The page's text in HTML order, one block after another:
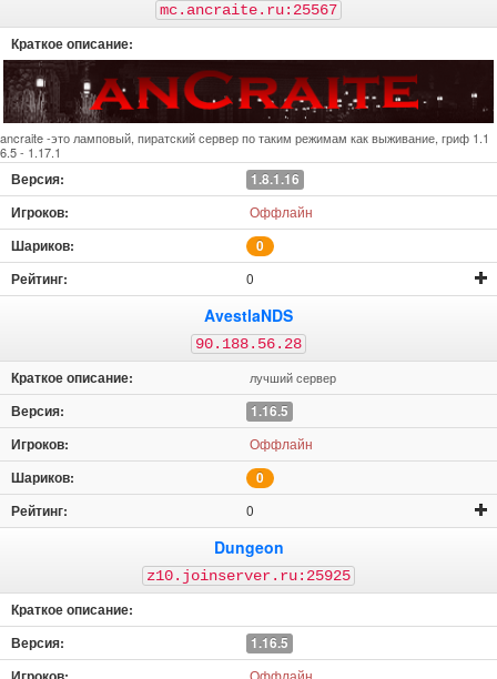
mc.ancraite.ru:25567
ancraite -это ламповый, пиратский сервер по таким режимам как выживание, гриф 1.1
6.5 - 1.17.1
1.8.1.16
Оффлайн
0
0
AvestlaNDS
90.188.56.28
лучший сервер
1.16.5
Оффлайн
0
0
Dungeon
z10.joinserver.ru:25925
1.16.5
Оффлайн